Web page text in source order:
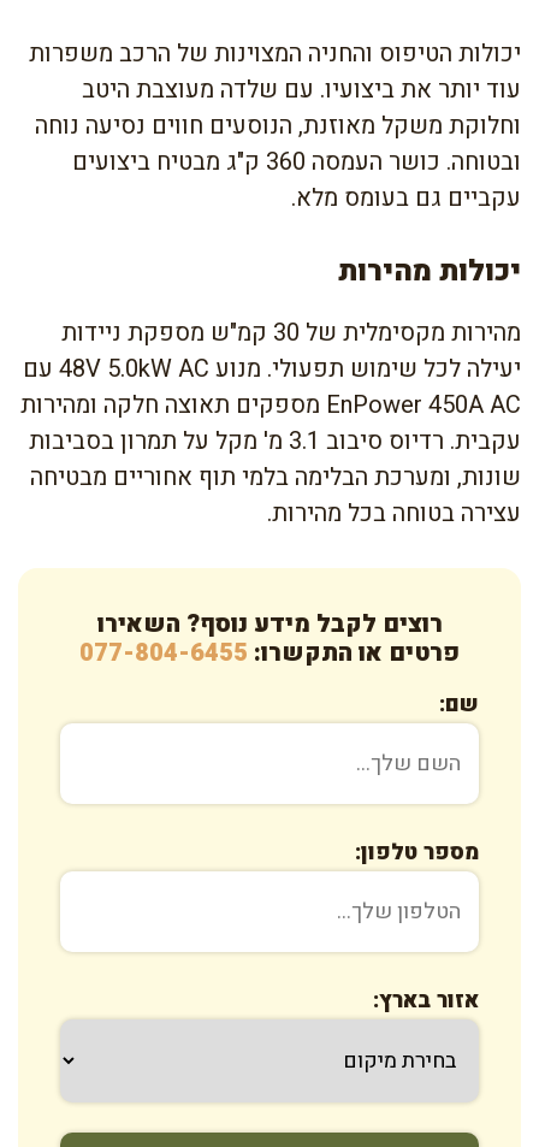
יכולות הטיפוס והחניה המצוינות של הרכב משפרות
עוד יותר את ביצועיו. עם שלדה מעוצבת היטב
וחלוקת משקל מאוזנת, הנוסעים חווים נסיעה נוחה
ובטוחה. כושר העמסה 360 ק"ג מבטיח ביצועים
עקביים גם בעומס מלא.
יכולות מהירות
מהירות מקסימלית של 30 קמ"ש מספקת ניידות
יעילה לכל שימוש תפעולי. מנוע 48V 5.0kW AC עם
EnPower 450A AC מספקים תאוצה חלקה ומהירות
עקבית. רדיוס סיבוב 3.1 מ' מקל על תמרון בסביבות
שונות, ומערכת הבלימה בלמי תוף אחוריים מבטיחה
עצירה בטוחה בכל מהירות.
רוצים לקבל מידע נוסף? השאירו
פרטים או התקשרו: 077-804-6455
שם:
מספר טלפון:
אזור בארץ: